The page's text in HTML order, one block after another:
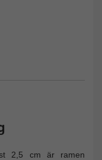
2,5 cm är ramen